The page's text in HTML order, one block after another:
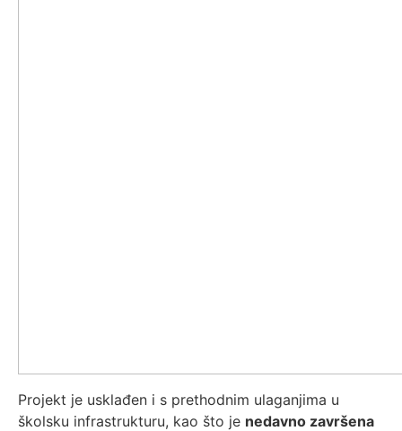
Projekt je usklađen i s prethodnim ulaganjima u
školsku infrastrukturu, kao što je nedavno završena